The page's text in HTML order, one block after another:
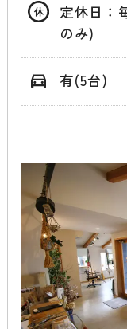
定休日：
のみ)
有(5台)